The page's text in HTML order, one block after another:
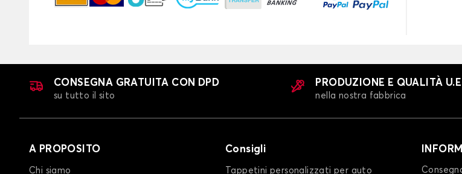
CONSEGNA GRATUITA CON DPD
su tutto il sito
PRODUZIONE E QUALITÀ
nella nostra fabbrica
A PROPOSITO
Chi siamo
Consigli
Tappetini personalizzati per auto